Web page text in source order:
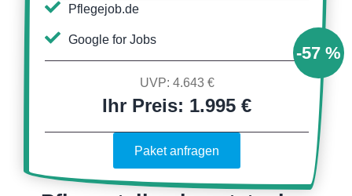
Pflegejob.de
Google for Jobs
-57 %
UVP: 4.643 €
Ihr Preis: 1.995 €
Paket anfragen